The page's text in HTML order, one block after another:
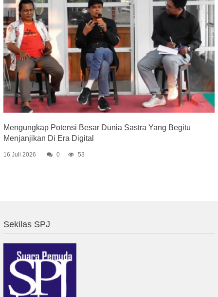
Mengungkap Potensi Besar Dunia Sastra Yang Begitu
Menjanjikan Di Era Digital
16 Juli 2026 0 53
Sekilas SPJ